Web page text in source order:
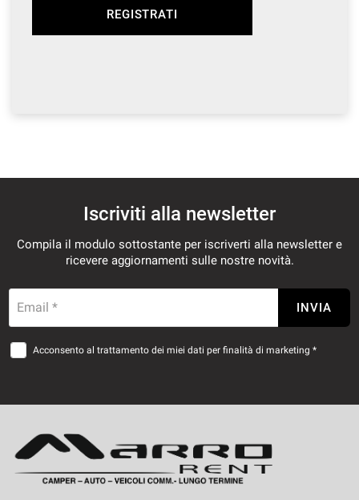
REGISTRATI
Iscriviti alla newsletter
Compila il modulo sottostante per iscriverti alla newsletter e
ricevere aggiornamenti sulle nostre novità.
Email * INVIA
Acconsento al trattamento dei miei dati per finalità di marketing *